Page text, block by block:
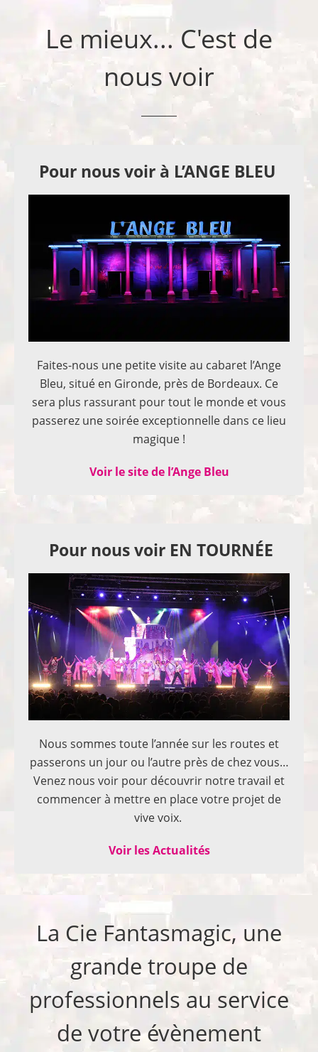
Le mieux... C'est de
nous voir
Pour nous voir à L’ANGE BLEU
Faites-nous une petite visite au cabaret l’Ange
Bleu, situé en Gironde, près de Bordeaux. Ce
sera plus rassurant pour tout le monde et vous
passerez une soirée exceptionnelle dans ce lieu
magique !
Voir le site de l’Ange Bleu
Pour nous voir EN TOURNÉE
Nous sommes toute l’année sur les routes et
passerons un jour ou l’autre près de chez vous…
Venez nous voir pour découvrir notre travail et
commencer à mettre en place votre projet de
vive voix.
Voir les Actualités
La Cie Fantasmagic, une
grande troupe de
professionnels au service
de votre évènement